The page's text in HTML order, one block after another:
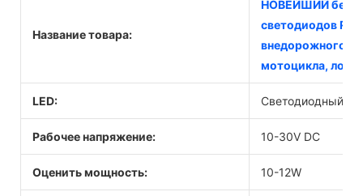
Название товара:
НОВЕЙШИЙ
светодиодов
внедорожного
мотоцикла,
LED: Светодиодный
Рабочее напряжение: 10-30V DC
Оценить мощность: 10-12W